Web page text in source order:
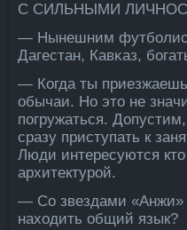
С СИЛЬНЫМИ
— Нынешним
Дагестан, Кавκаз,
— Когда­ ты
обычаи. Но это не
погружаться.
сразу приступать к
Люди интересуются
архитектурой.
— Со звезда­ми «Анжи»
находить общий язык?